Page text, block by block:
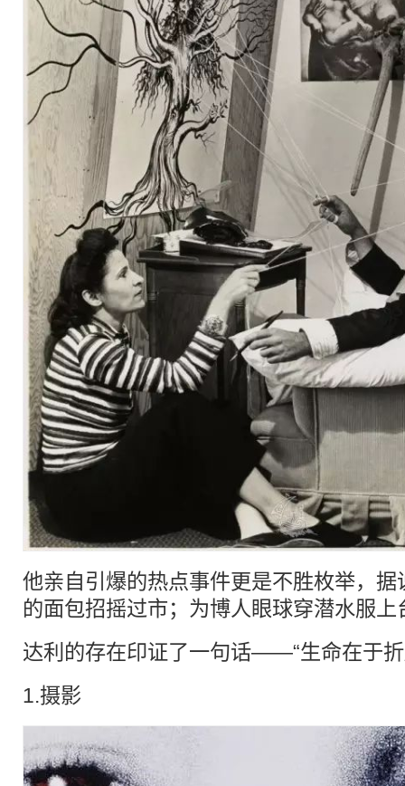
他亲自引爆的热点事件更是不胜枚举，
的面包招摇过市；为博人眼球穿潜水服
达利的存在印证了一句话——“生命在于折
1.摄影